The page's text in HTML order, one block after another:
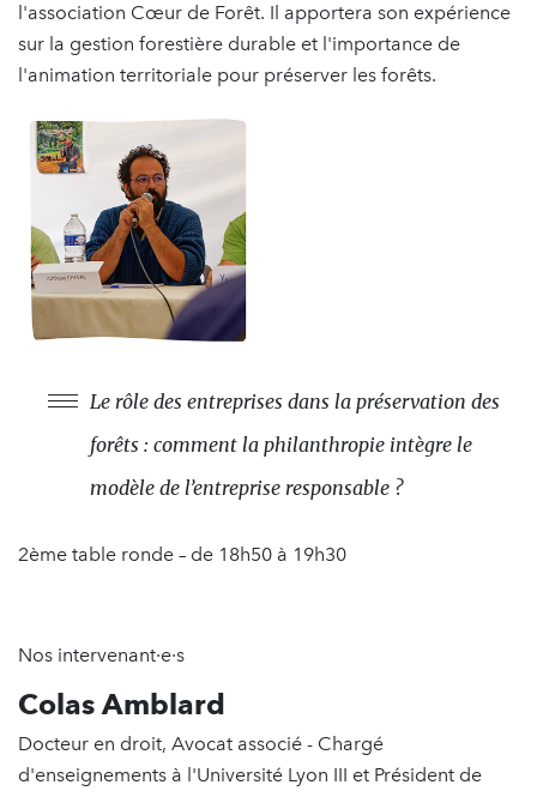
l'association Cœur de Forêt. Il apportera son expérience
sur la gestion forestière durable et l'importance de
l'animation territoriale pour préserver les forêts.
Le rôle des entreprises dans la préservation des
forêts : comment la philanthropie intègre le
modèle de l’entreprise responsable ?
2ème table ronde – de 18h50 à 19h30
Nos intervenant·e·s
Colas Amblard
Docteur en droit, Avocat associé - Chargé
d'enseignements à l'Université Lyon III et Président de